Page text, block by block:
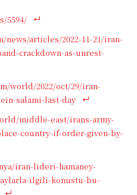
5594/
news/articles/2022-11-21/iran-
crackdown-as-unrest-
world/2022/oct/29/iran-
salami-last-day
middle-east/irans-army-
country-if-order-given-by-
iran-lideri-hamaney-
ilgili-konustu-bu-